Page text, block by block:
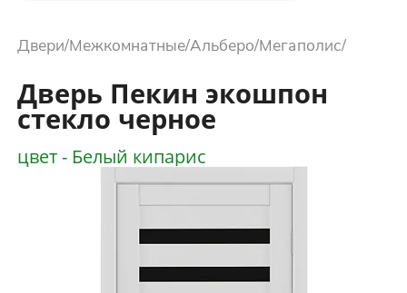
О компании
Установка
Доставка и оплата
Двери Межкомнатные Альберо Мегаполис
Дверь Пекин экошпон
стекло черное
цвет - Белый кипарис